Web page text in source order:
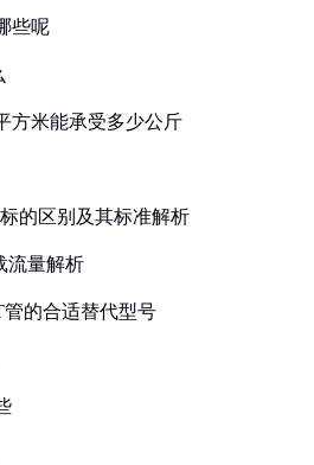
些呢
方米能承受多少公斤
的区别及其标准解析
流量解析
管的合适替代型号